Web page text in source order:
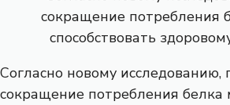
Согласно новому исследованию,
сокращение потребления белка